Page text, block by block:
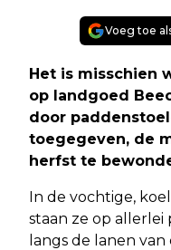
Voeg toe
Het is misschien
op landgoed
door
toegegeven, de
herfst te
In de vochtige,
staan ze op
langs de lanen